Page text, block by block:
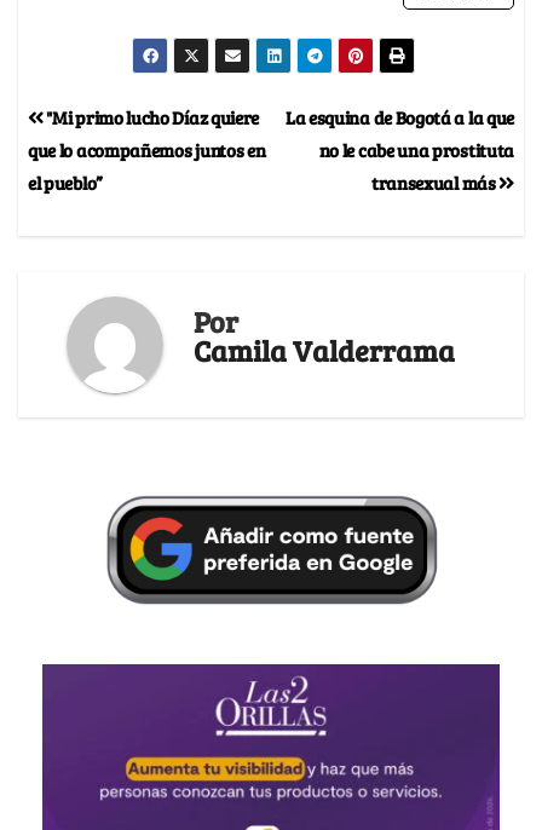
La esquina de Bogotá a la que
no le cabe una prostituta
transexual más
"Mi primo lucho Díaz quiere
que lo acompañemos juntos en
el pueblo”
Por
Camila Valderrama